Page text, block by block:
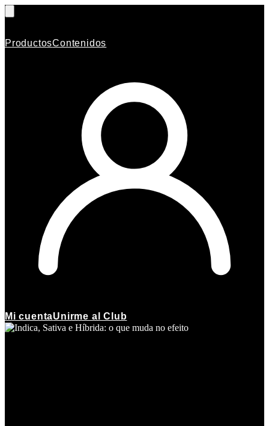
ProductosContenidos
Mi cuentaUnirme al Club